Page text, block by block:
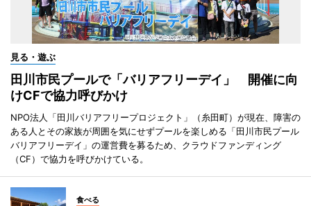
見る・遊ぶ
田川市民プールで「バリアフリーデイ」 開催に向
けCFで協力呼びかけ
NPO法人「田川バリアフリープロジェクト」（糸田町）が現在、障害の
ある人とその家族が周囲を気にせずプールを楽しめる「田川市民プール
バリアフリーデイ」の運営費を募るため、クラウドファンディング
（CF）で協力を呼びかけている。
食べる